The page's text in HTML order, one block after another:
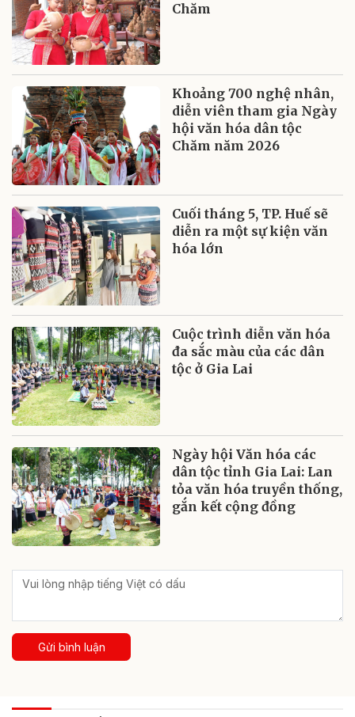
Chăm
Khoảng 700 nghệ nhân,
diễn viên tham gia Ngày
hội văn hóa dân tộc
Chăm năm 2026
Cuối tháng 5, TP. Huế sẽ
diễn ra một sự kiện văn
hóa lớn
Cuộc trình diễn văn hóa
đa sắc màu của các dân
tộc ở Gia Lai
Ngày hội Văn hóa các
dân tộc tỉnh Gia Lai: Lan
tỏa văn hóa truyền thống,
gắn kết cộng đồng
Gửi bình luận